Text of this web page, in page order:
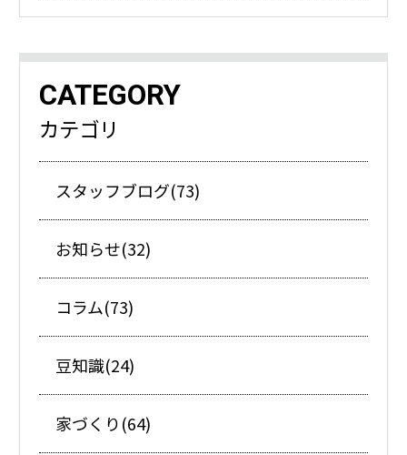
CATEGORY
カテゴリ
スタッフブログ(73)
お知らせ(32)
コラム(73)
豆知識(24)
家づくり(64)